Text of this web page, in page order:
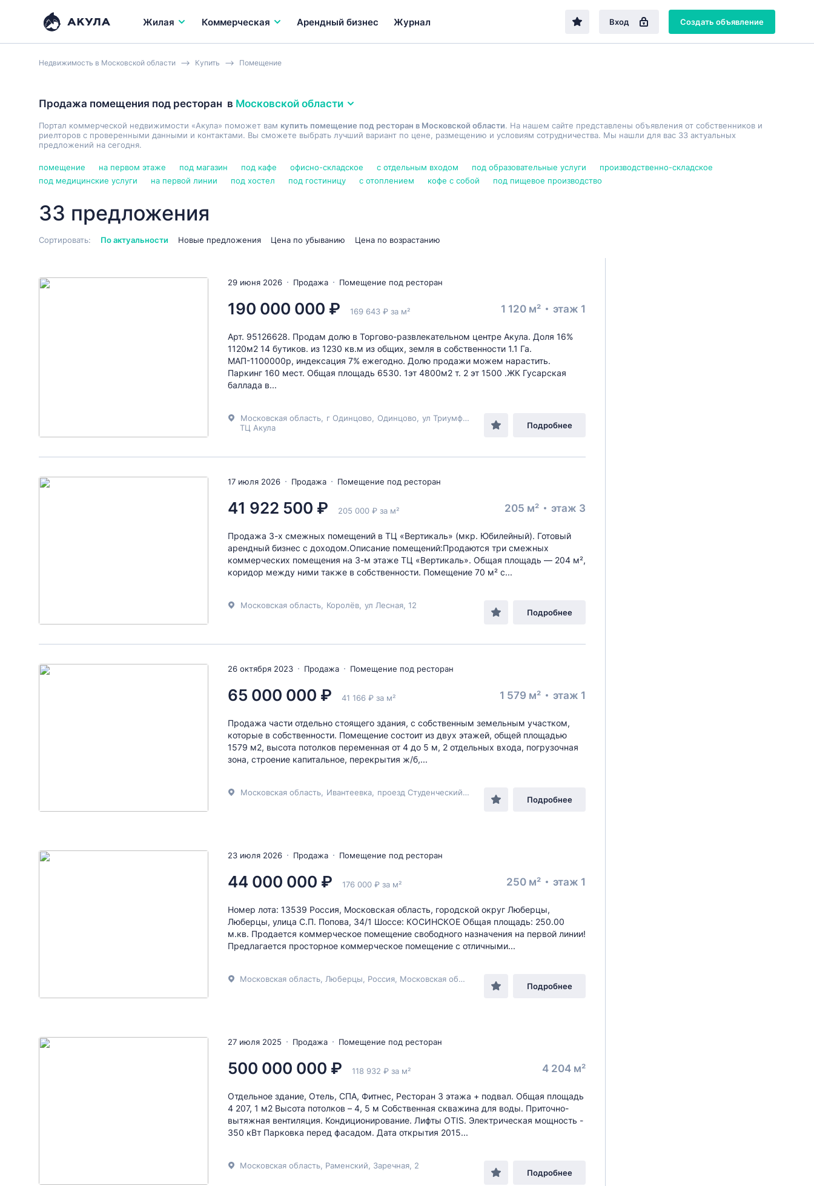
Жилая Коммерческая Арендный бизнес Журнал Вход Создать объявление
Недвижимость в Московской области Купить Помещение
Продажа помещения под ресторан в Московской области
Портал коммерческой недвижимости «Акула» поможет вам купить помещение под ресторан в Московской области. На нашем сайте представлены объявления от собственников и
риелторов с проверенными данными и контактами. Вы сможете выбрать лучший вариант по цене, размещению и условиям сотрудничества. Мы нашли для вас 33 актуальных
предложений на сегодня.
помещение на первом этаже под магазин под кафе офисно-складское с отдельным входом под образовательные услуги
производственно-складское
под медицинские услуги
на первой линии под хостел под гостиницу с отоплением кофе с собой под пищевое производство
33 предложения
Сортировать: По актуальности Новые предложения Цена по убыванию Цена по возрастанию
29 июня 2026 Продажа Помещение под ресторан
190 000 000 ₽ 169 643 ₽ за м² 1 120 м² этаж 1
Арт. 95126628. Продам долю в Торгово-развлекательном центре Акула. Доля 16%
1120м2 14 бутиков. из 1230 кв.м из общих, земля в собственности 1.1 Га.
МАП-1100000р, индексация 7% ежегодно. Долю продажи можем нарастить.
Паркинг 160 мест. Общая площадь 6530. 1эт 4800м2 т. 2 эт 1500 .ЖК Гусарская
баллада в...
Московская область г Одинцово Одинцово ул Триумфальная
ТЦ Акула
Подробнее
17 июля 2026 Продажа Помещение под ресторан
41 922 500 ₽ 205 000 ₽ за м² 205 м² этаж 3
Продажа 3-х смежных помещений в ТЦ «Вертикаль» (мкр. Юбилейный). Готовый
арендный бизнес с доходом.Описание помещений:Продаются три смежных
коммерческих помещения на 3-м этаже ТЦ «Вертикаль». Общая площадь — 204 м²,
коридор между ними также в собственности. Помещение 70 м² с...
Московская область Королёв ул Лесная , 12
Подробнее
26 октября 2023 Продажа Помещение под ресторан
65 000 000 ₽ 41 166 ₽ за м² 1 579 м² этаж 1
Продажа части отдельно стоящего здания, с собственным земельным участком,
которые в собственности. Помещение состоит из двух этажей, общей площадью
1579 м2, высота потолков переменная от 4 до 5 м, 2 отдельных входа, погрузочная
зона, строение капитальное, перекрытия ж/б,...
Московская область Ивантеевка проезд Студенческий, 12
Подробнее
23 июля 2026 Продажа Помещение под ресторан
44 000 000 ₽ 176 000 ₽ за м² 250 м² этаж 1
Номер лота: 13539 Россия, Московская область, городской округ Люберцы,
Люберцы, улица С.П. Попова, 34/1 Шоссе: КОСИНСКОЕ Общая площадь: 250.00
м.кв. Продается коммерческое помещение свободного назначения на первой линии!
Предлагается просторное коммерческое помещение с отличными...
Московская область, Люберцы, Россия, Московская область, городской округ Люберцы, Люберцы, улица С.П. Попова, 34/1
Подробнее
27 июля 2025 Продажа Помещение под ресторан
500 000 000 ₽ 118 932 ₽ за м² 4 204 м²
Отдельное здание, Отель, СПА, Фитнес, Ресторан 3 этажа + подвал. Общая площадь
4 207, 1 м2 Высота потолков – 4, 5 м Собственная скважина для воды. Приточно-
вытяжная вентиляция. Кондиционирование. Лифты OTIS. Электрическая мощность -
350 кВт Парковка перед фасадом. Дата открытия 2015...
Московская область, Раменский, Заречная, 2
Подробнее